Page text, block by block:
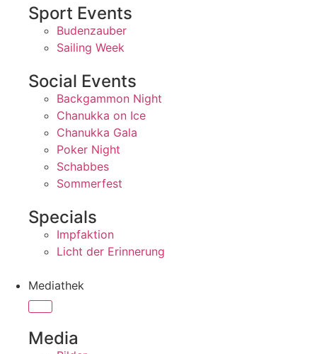
Sport Events
Budenzauber
Sailing Week
Social Events
Backgammon Night
Chanukka on Ice
Chanukka Gala
Poker Night
Schabbes
Sommerfest
Specials
Impfaktion
Licht der Erinnerung
Mediathek
Media